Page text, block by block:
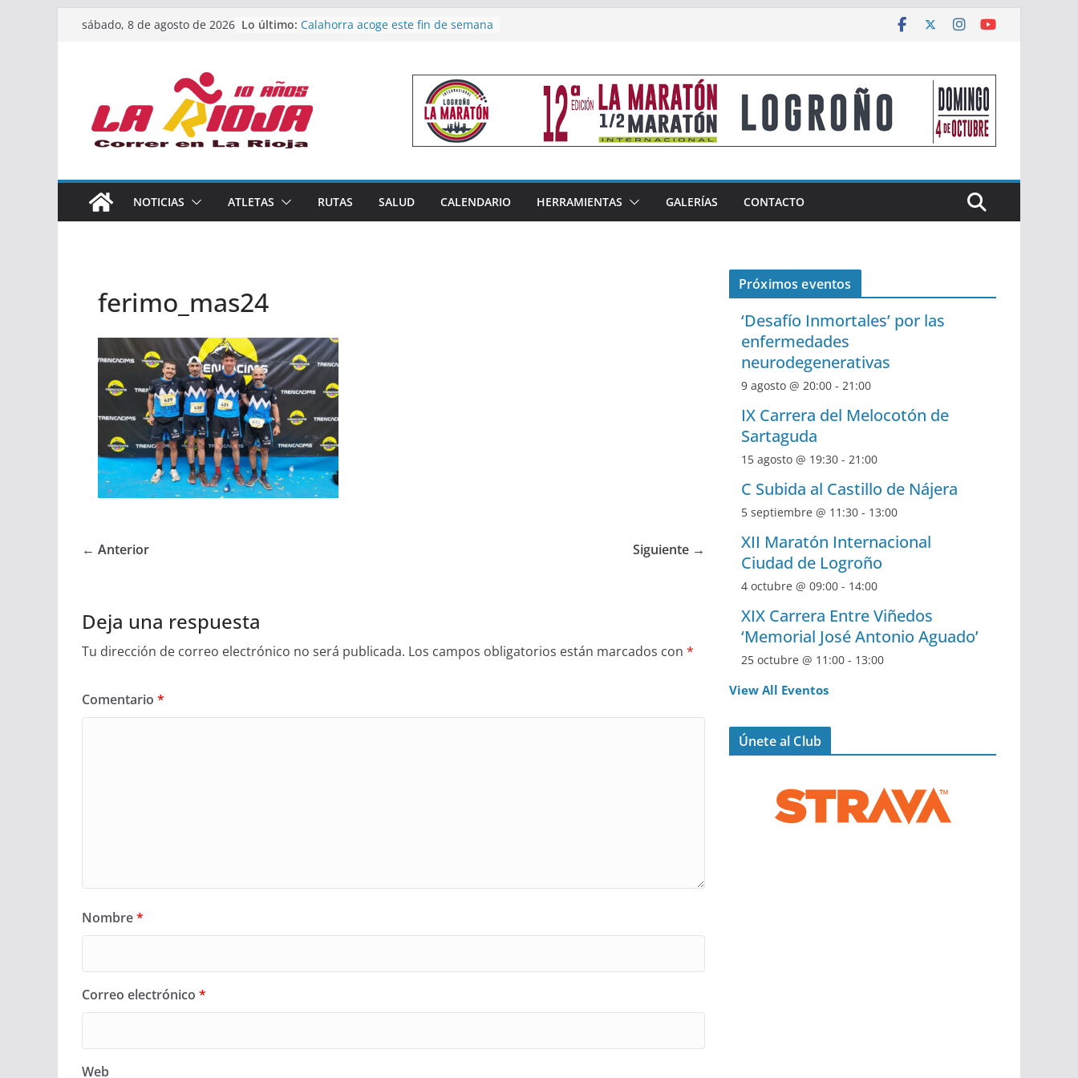
Saltarsábado, 8 de agosto de 2026 Lo último: España absoluto en Disco
Acuatlón y Duatlón Cros
Once atletas riojanos buscarán
podio en el Campeonato de España
Absoluto de Málaga
Un bronce en 4×400 y tres puestos
El equipo femenino del Tritones
Rioja alcanza el podio nacional de
Acuatlón en Calahorra
NOTICIAS ATLETAS RUTAS SALUD CALENDARIO HERRAMIENTAS GALERÍAS CONTACTO
ferimo_mas24
← Anterior Siguiente →
Deja una respuesta
Tu dirección de correo electrónico no será publicada. Los campos obligatorios están marcados con *
Comentario *
Nombre*
Correo electrónico *
Web
Próximos eventos
‘Desafío Inmortales’ por las
enfermedades
neurodegenerativas
9 agosto @ 20:00 - 21:00
IX Carrera del Melocotón de
Sartaguda
15 agosto @ 19:30 - 21:00
C Subida al Castillo de Nájera
5 septiembre @ 11:30 - 13:00
XII Maratón Internacional
Ciudad de Logroño
4 octubre @ 09:00 - 14:00
XIX Carrera Entre Viñedos
‘Memorial José Antonio Aguado’
25 octubre @ 11:00 - 13:00
View All Eventos
Únete al Club